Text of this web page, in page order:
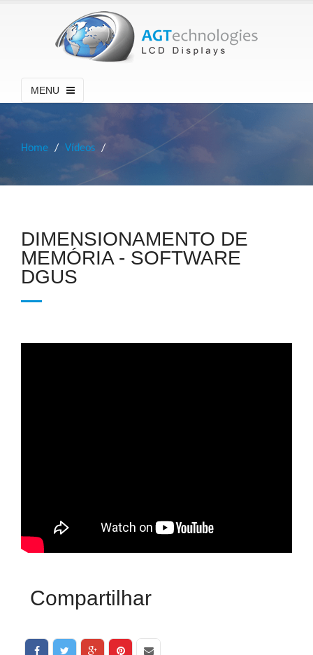
MENU
Home Vídeos
DIMENSIONAMENTO DE
MEMÓRIA - SOFTWARE
DGUS
Compartilhar